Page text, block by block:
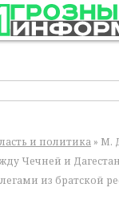
и политика » М.
Чечней и
из братской